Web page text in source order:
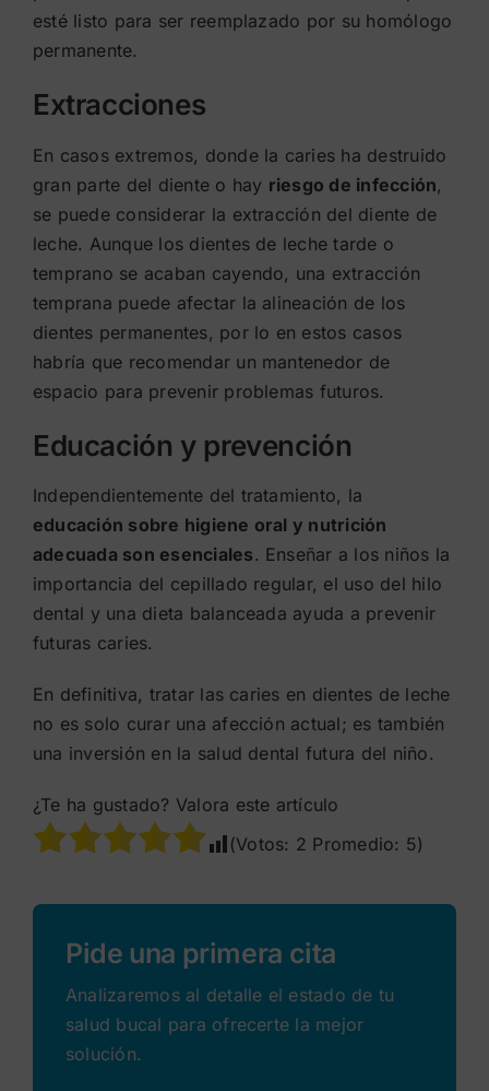
esté listo para ser reemplazado por su homólogo
permanente.
Extracciones
En casos extremos, donde la caries ha destruido
gran parte del diente o hay riesgo de infección,
se puede considerar la extracción del diente de
leche. Aunque los dientes de leche tarde o
temprano se acaban cayendo, una extracción
temprana puede afectar la alineación de los
dientes permanentes, por lo en estos casos
habría que recomendar un mantenedor de
espacio para prevenir problemas futuros.
Educación y prevención
Independientemente del tratamiento, la
educación sobre higiene oral y nutrición
adecuada son esenciales. Enseñar a los niños la
importancia del cepillado regular, el uso del hilo
dental y una dieta balanceada ayuda a prevenir
futuras caries.
En definitiva, tratar las caries en dientes de leche
no es solo curar una afección actual; es también
una inversión en la salud dental futura del niño.
¿Te ha gustado? Valora este artículo
(Votos: 2 Promedio: 5)
Pide una primera cita
Analizaremos al detalle el estado de tu
salud bucal para ofrecerte la mejor
solución.